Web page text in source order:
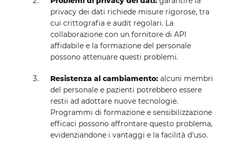
privacy dei dati richiede misure rigorose, tra
cui crittografia e audit regolari. La
collaborazione con un fornitore di API
affidabile e la formazione del personale
possono attenuare questi problemi.
Resistenza al cambiamento: alcuni membri
del personale e pazienti potrebbero essere
restii ad adottare nuove tecnologie.
Programmi di formazione e sensibilizzazione
efficaci possono affrontare questo problema,
evidenziandone i vantaggi e la facilità d'uso.